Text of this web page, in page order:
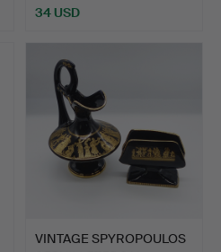
34 USD
VINTAGE SPYROPOULOS